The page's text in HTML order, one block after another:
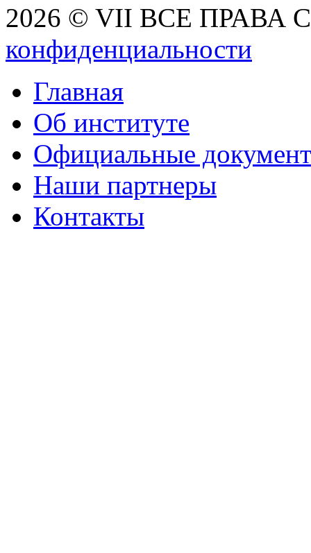
2026 © VII ВСЕ ПРАВА
конфиденциальности
Главная
Об институте
Официальные
Наши партнеры
Контакты